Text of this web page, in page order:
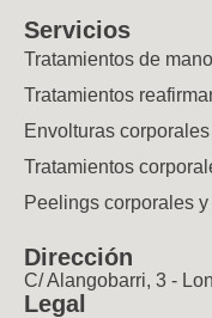
Servicios
Tratamientos de
Tratamientos
Envolturas corporales
Tratamientos
Peelings corporales
Dirección
C/ Alangobarri, 3 -
Legal